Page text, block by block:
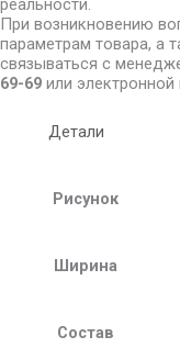
реальности.
При возникновению
параметрам товара, а
связываться с
69-69 или электронной
Детали
Рисунок
Ширина
Состав